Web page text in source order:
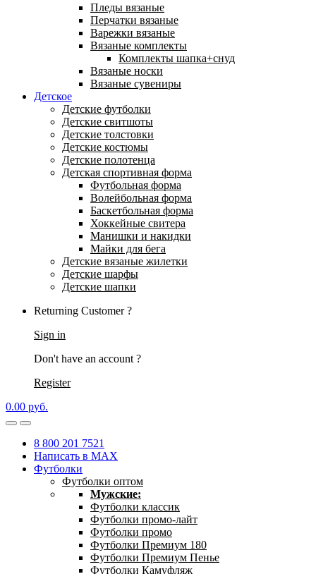
Пледы вязаные
Перчатки вязаные
Варежки вязаные
Вязаные комплекты
Комплекты шапка+снуд
Вязаные носки
Вязаные сувениры
Детское
Детские футболки
Детские свитшоты
Детские толстовки
Детские костюмы
Детские полотенца
Детская спортивная форма
Футбольная форма
Волейбольная форма
Баскетбольная форма
Хоккейные свитера
Манишки и накидки
Майки для бега
Детские вязаные жилетки
Детские шарфы
Детские шапки
Returning Customer ?
Sign in
Don't have an account ?
Register
0.00 руб.
8 800 201 7521
Написать в MAX
Футболки
Футболки оптом
Мужские:
Футболки классик
Футболки промо-лайт
Футболки промо
Футболки Премиум 180
Футболки Премиум Пенье
Футболки Камуфляж